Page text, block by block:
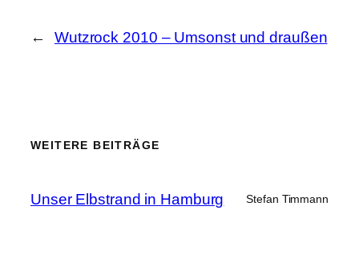
← Wutzrock 2010 – Umsonst und draußen
WEITERE BEITRÄGE
Unser Elbstrand in Hamburg Stefan Timmann